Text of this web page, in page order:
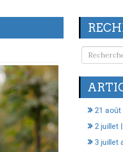
21 août
2 juillet |
3 juillet